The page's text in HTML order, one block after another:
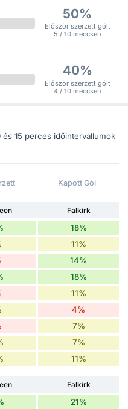
50%
Először szerzett gólt
5 / 10 meccsen
40%
Először szerzett gólt
4 / 10 meccsen
és 15 perces időintervallumok
Kapott Gól
Falkirk
18%
11%
14%
18%
11%
4%
7%
7%
11%
Falkirk
21%